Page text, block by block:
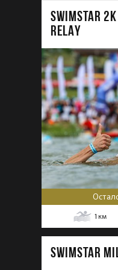
SWIMSTAR 2K
RELAY
1 км
SWIMSTAR